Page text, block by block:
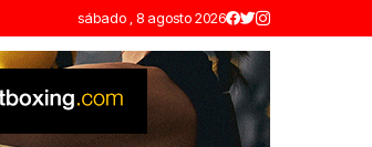
sábado , 8 agosto 2026